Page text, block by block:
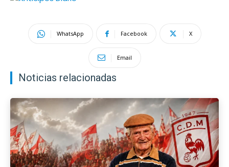
WhatsApp Facebook X
Email
Noticias relacionadas